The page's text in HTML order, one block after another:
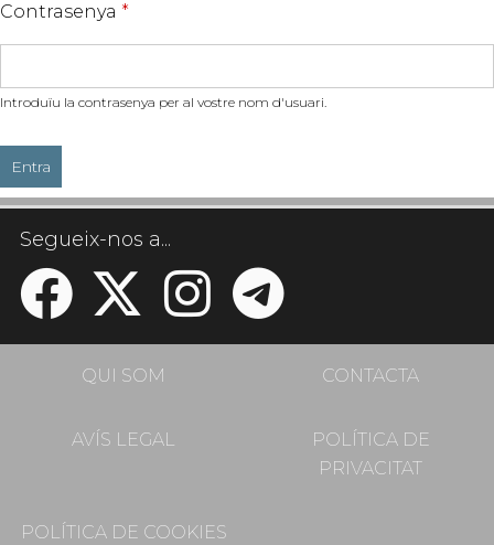
Contrasenya *
Introduïu la contrasenya per al vostre nom d'usuari.
Segueix-nos a...
QUI SOM CONTACTA
AVÍS LEGAL
POLÍTICA DE
PRIVACITAT
POLÍTICA DE COOKIES